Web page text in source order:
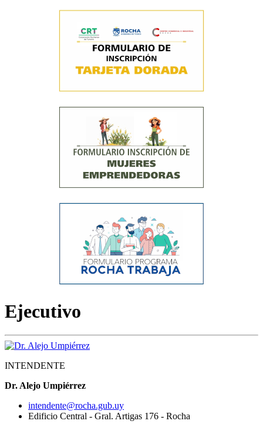
Ejecutivo
INTENDENTE
Dr. Alejo Umpiérrez
intendente@rocha.gub.uy
Edificio Central - Gral. Artigas 176 - Rocha